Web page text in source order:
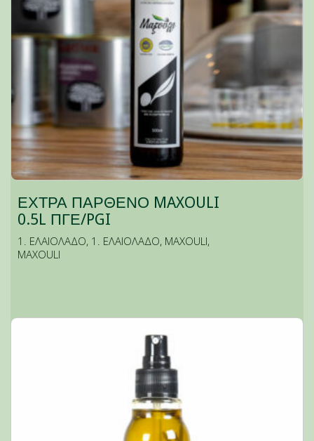
ΕΧΤΡΑ ΠΑΡΘΕΝΟ MAXOULI
0.5L ΠΓΕ/PGI
1. ΕΛΑΙΟΛΑΔΟ, 1. ΕΛΑΙΟΛΑΔΟ, MAXOULI,
MAXOULI